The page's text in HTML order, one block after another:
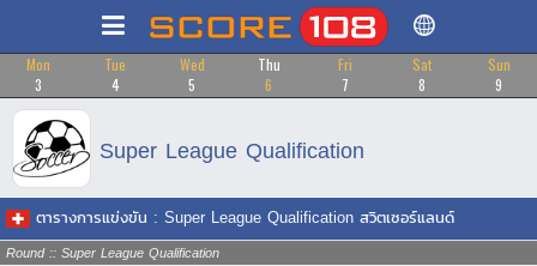
Mon
3
Tue
4
Wed
5
Thu
6
Fri
7
Sat
8
Sun
9
Super League Qualification
ตารางการแข่งขัน : Super League Qualification สวิตเซอร์แลนด์
Round :: Super League Qualification